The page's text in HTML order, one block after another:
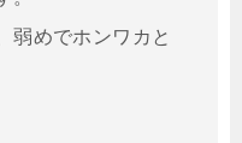
弱めでホンワカと